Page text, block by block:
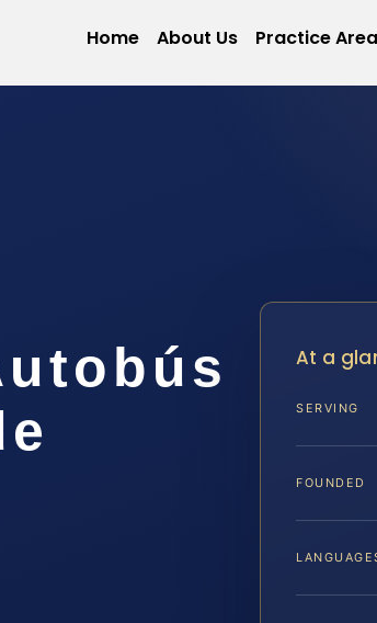
Home About Us Practice
At a
SERVING
FOUNDED